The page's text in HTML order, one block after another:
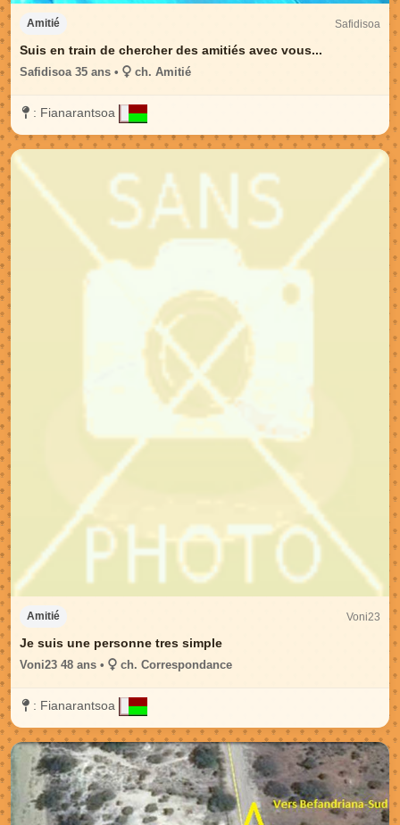
Amitié Safidisoa
Suis en train de chercher des amitiés avec vous...
Safidisoa 35 ans • ch. Amitié
: Fianarantsoa
Amitié Voni23
Je suis une personne tres simple
Voni23 48 ans • ch. Correspondance
: Fianarantsoa